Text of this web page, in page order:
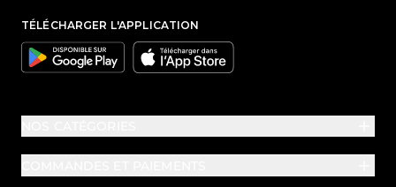
TÉLÉCHARGER L'APPLICATION
Google Apple